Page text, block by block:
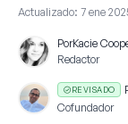
Actualizado: 7 ene
PorKacie
Redactor
REVISADO
Cofundador